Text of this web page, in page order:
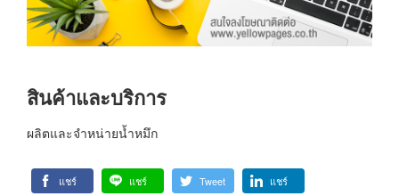
สินค้าและบริการ
ผลิตและจำหน่ายน้ำหมึก
แชร์ แชร์ Tweet แชร์